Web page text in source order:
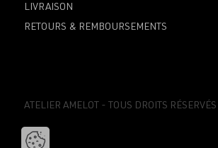
LIVRAISON
RETOURS & REMBOURSEMENTS
ATELIER AMELOT - TOUS DROITS RÉSERVÉS